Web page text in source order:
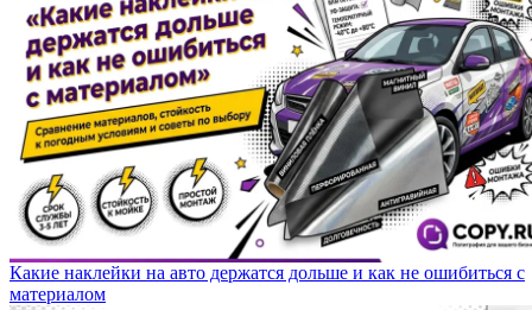
Какие наклейки на авто держатся дольше и как не ошибиться с
материалом